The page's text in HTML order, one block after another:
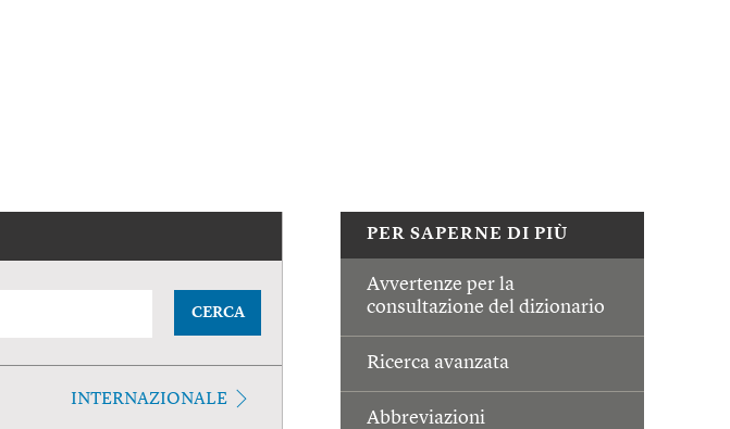
PER SAPERNE DI PIÙ
Avvertenze per la
consultazione del dizionario
Ricerca avanzata
Abbreviazioni
CERCA
INTERNAZIONALE